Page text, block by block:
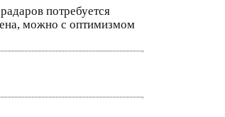
потребуется
можно с оптимизмом